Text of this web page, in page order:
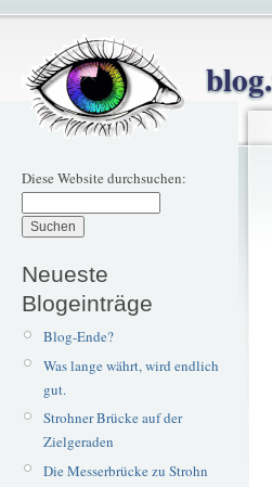
Diese Website durchsuchen:
Neueste
Blogeinträge
Blog-Ende?
Was lange währt, wird endlich
gut.
Strohner Brücke auf der
Zielgeraden
Die Messerbrücke zu Strohn